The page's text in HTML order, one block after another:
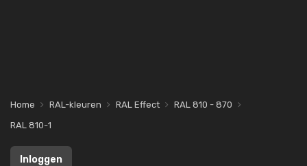
Home RAL-kleuren RAL Effect
RAL 810 - 870
RAL 810-1
Inloggen